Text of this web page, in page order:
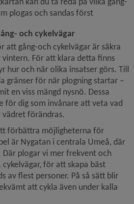
plogas och sandas först
och cykelvägar
att gång-och cykelvägar är säkra
För att klara detta finns
hur och när olika insatser görs. Till
gränser för när plogning startar –
en viss mängd nysnö. Dessa
för dig som invånare att veta vad
förändras.
förbättra möjligheterna för
är Nygatan i centrala Umeå, där
plogar vi mer frekvent och
för att skapa bäst
av flest personer. På så sätt blir
att cykla även under kalla